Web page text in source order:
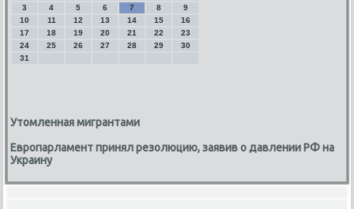
3
4 5 6 7 8
9
10
11 12 13 14 15
16
17
18 19 20 21 22
23
24
25 26 27 28 29
30
31
Утомленная мигрантами
Европарламент принял резолюцию, заявив о давлении РФ на
Украину